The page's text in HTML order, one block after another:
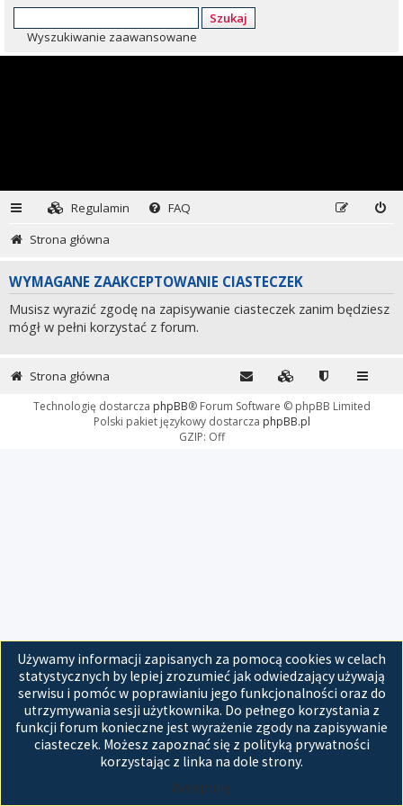
Szukaj
Wyszukiwanie zaawansowane
Regulamin
FAQ
Strona główna
WYMAGANE ZAAKCEPTOWANIE CIASTECZEK
Musisz wyrazić zgodę na zapisywanie ciasteczek zanim będziesz
mógł w pełni korzystać z forum.
Używamy informacji zapisanych za pomocą cookies w celach
statystycznych by lepiej zrozumieć jak odwiedzający używają
serwisu i pomóc w poprawianiu jego funkcjonalności oraz do
utrzymywania sesji użytkownika. Do pełnego korzystania z
funkcji forum konieczne jest wyrażenie zgody na zapisywanie
ciasteczek. Możesz zapoznać się z polityką prywatności
korzystając z linka na dole strony.
Akceptuję
Strona główna
Technologię dostarcza phpBB® Forum Software © phpBB Limited
Polski pakiet językowy dostarcza phpBB.pl
GZIP: Off